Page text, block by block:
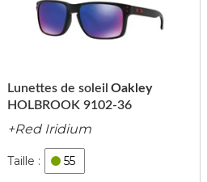
HOLBROOK 9102-36
Lunettes de soleil Oakley
+Red Iridium
55